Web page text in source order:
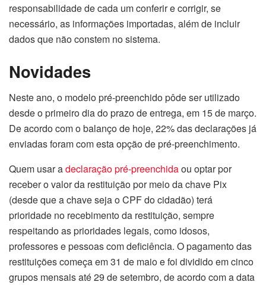
responsabilidade de cada um conferir e corrigir, se
necessário, as informações importadas, além de incluir
dados que não constem no sistema.
Novidades
Neste ano, o modelo pré-preenchido pôde ser utilizado
desde o primeiro dia do prazo de entrega, em 15 de março.
De acordo com o balanço de hoje, 22% das declarações já
enviadas foram com esta opção de pré-preenchimento.
Quem usar adeclaração pré-preenchidaou optar por
receber o valor da restituição por meio da chave Pix
(desde que a chave seja o CPF do cidadão) terá
prioridade no recebimento da restituição, sempre
respeitando as prioridades legais, como idosos,
professores e pessoas com deficiência. O pagamento das
restituições começa em 31 de maio e foi dividido em cinco
grupos mensais até 29 de setembro, de acordo com a data